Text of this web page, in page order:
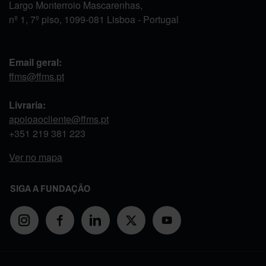
Largo Monterroio Mascarenhas,
nº 1, 7º piso, 1099-081 Lisboa - Portugal
Email geral:
ffms@ffms.pt
Livraria:
apoioaocliente@ffms.pt
+351 219 381 223
Ver no mapa
SIGA A FUNDAÇÃO